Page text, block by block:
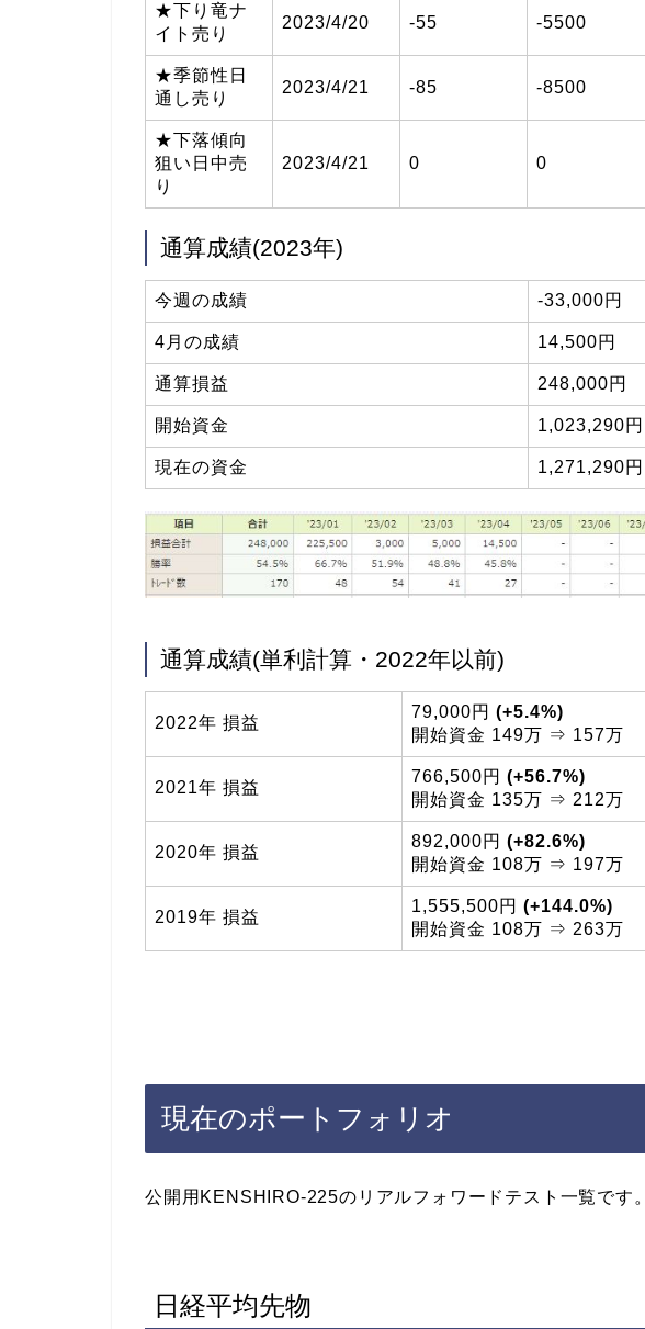
★下り竜ナ
イト売り
2023/4/20 -55 -5500
★季節性日
通し売り
2023/4/21 -85 -8500
★下落傾向
狙い日中売
り
2023/4/21 0 0
通算成績(2023年)
今週の成績 -33,000円
4月の成績 14,500円
通算損益 248,000円
開始資金 1,023,290円
現在の資金 1,271,290円
通算成績(単利計算・2022年以前)
2022年 損益
79,000円 (+5.4%)
開始資金 149万 ⇒ 157万
2021年 損益
766,500円 (+56.7%)
開始資金 135万 ⇒ 212万
2020年 損益
892,000円 (+82.6%)
開始資金 108万 ⇒ 197万
2019年 損益
1,555,500円 (+144.0%)
開始資金 108万 ⇒ 263万
現在のポートフォリオ
公開用KENSHIRO-225のリアルフォワードテスト一覧です。
日経平均先物